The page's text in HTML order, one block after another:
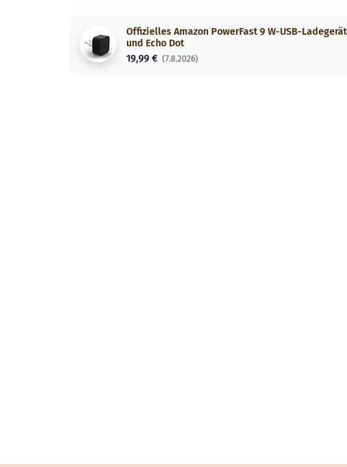
Offizielles Amazon PowerFast 9 W-USB-
und Echo Dot
19,99 € (7.8.2026)